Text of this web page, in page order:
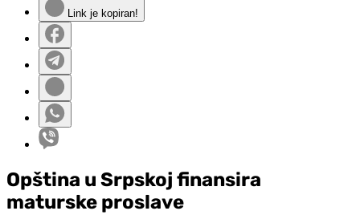
Link je kopiran!
Opština u Srpskoj finansira
maturske proslave